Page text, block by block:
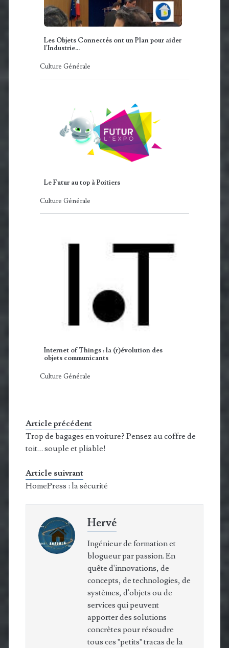
Les Objets Connectés ont un Plan pour aider
l'Industrie...
Culture Générale
Le Futur au top à Poitiers
Culture Générale
Internet of Things : la (r)évolution des
objets communicants
Culture Générale
Article précédent
Trop de bagages en voiture? Pensez au coffre de
toit… souple et pliable!
Article suivrant
HomePress : la sécurité
Hervé
Ingénieur de formation et
blogueur par passion. En
quête d'innovations, de
concepts, de technologies, de
systèmes, d'objets ou de
services qui peuvent
apporter des solutions
concrètes pour résoudre
tous ces "petits" tracas de la